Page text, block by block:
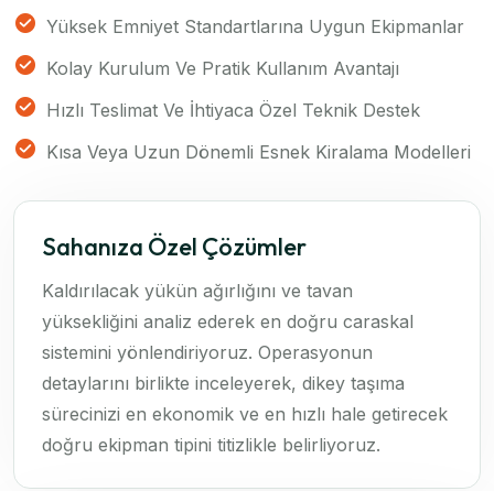
Yüksek Emniyet Standartlarına Uygun Ekipmanlar
Kolay Kurulum Ve Pratik Kullanım Avantajı
Hızlı Teslimat Ve İhtiyaca Özel Teknik Destek
Kısa Veya Uzun Dönemli Esnek Kiralama Modelleri
Sahanıza Özel Çözümler
Kaldırılacak yükün ağırlığını ve tavan
yüksekliğini analiz ederek en doğru caraskal
sistemini yönlendiriyoruz. Operasyonun
detaylarını birlikte inceleyerek, dikey taşıma
sürecinizi en ekonomik ve en hızlı hale getirecek
doğru ekipman tipini titizlikle belirliyoruz.